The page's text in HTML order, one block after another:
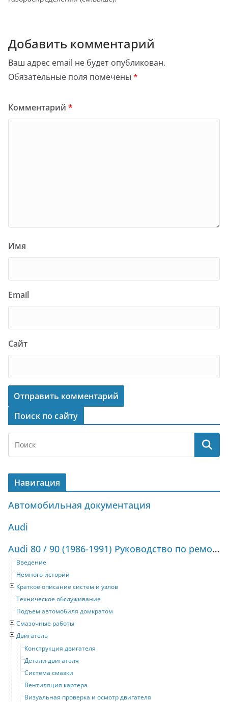
Добавить комментарий
Ваш адрес email не будет опубликован.
Обязательные поля помечены *
Комментарий *
Имя
Email
Сайт
Поиск по сайту
Навигация
Автомобильная документация
Audi
Audi 80 / 90 (1986-1991) Руководство по ремонту и техническому обслуживанию
Введение
Немного истории
Краткое описание систем и узлов
Техническое обслуживание
Подъем автомобиля домкратом
Смазочные работы
Двигатель
Конструкция двигателя
Детали двигателя
Система смазки
Вентиляция картера
Визуальная проверка и осмотр двигателя